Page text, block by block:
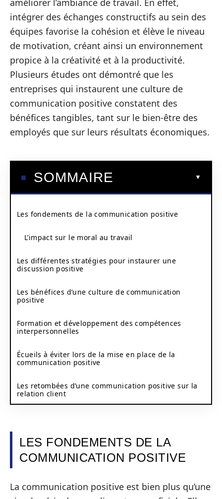
améliorer l’ambiance de travail. En effet,
intégrer des échanges constructifs au sein des
équipes favorise la cohésion et élève le niveau
de motivation, créant ainsi un environnement
propice à la créativité et à la productivité.
Plusieurs études ont démontré que les
entreprises qui instaurent une culture de
communication positive constatent des
bénéfices tangibles, tant sur le bien-être des
employés que sur leurs résultats économiques.
SOMMAIRE
Les fondements de la communication positive
L’impact sur le moral au travail
Les différentes stratégies pour instaurer une
discussion positive
Les bénéfices d’une culture de communication
positive
Formation et développement des compétences
interpersonnelles
Écueils à éviter lors de la mise en place de la
communication positive
Les retombées d’une communication positive sur la
relation client
LES FONDEMENTS DE LA
COMMUNICATION POSITIVE
La communication positive est bien plus qu’une